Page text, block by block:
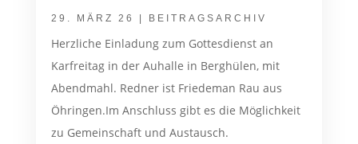
29. MÄRZ 26 BEITRAGSARCHIV
Herzliche Einladung zum Gottesdienst an
Karfreitag in der Auhalle in Berghülen, mit
Abendmahl. Redner ist Friedeman Rau aus
Öhringen.Im Anschluss gibt es die Möglichkeit
zu Gemeinschaft und Austausch.